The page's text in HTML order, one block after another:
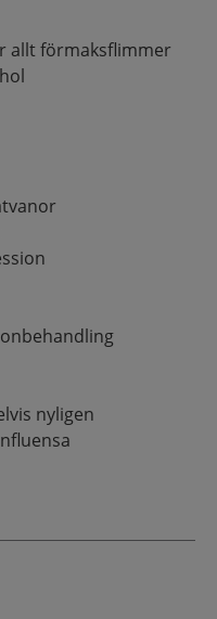
allt förmaksflimmer
nyligen